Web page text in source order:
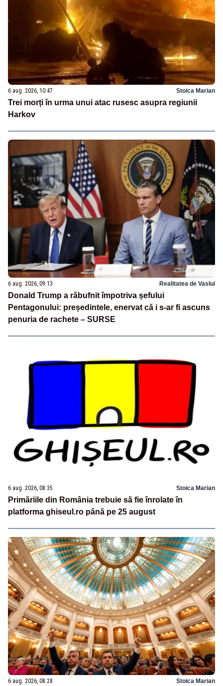
6 aug. 2026, 10:47 Stoica Marian
Trei morți în urma unui atac rusesc asupra regiunii
Harkov
6 aug. 2026, 09:13 Realitatea de Vaslui
Donald Trump a răbufnit împotriva șefului
Pentagonului: președintele, enervat că i s-ar fi ascuns
penuria de rachete – SURSE
6 aug. 2026, 08:35 Stoica Marian
Primăriile din România trebuie să fie înrolate în
platforma ghiseul.ro până pe 25 august
6 aug. 2026, 08:28 Stoica Marian